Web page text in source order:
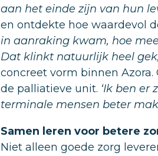
aan het einde zijn van hun
en ontdekte hoe waardevol
in aanraking kwam, hoe
Dat klinkt natuurlijk heel
concreet vorm binnen
de palliatieve unit. ‘Ik ben
terminale mensen beter
Samen leren voor betere
Niet alleen goede zorg